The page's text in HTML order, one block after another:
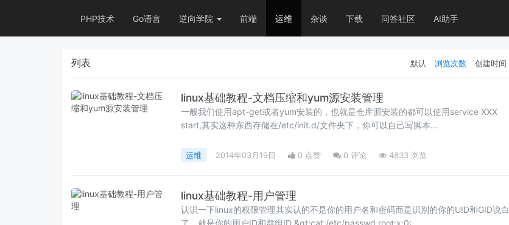
PHP技术 Go语言 逆向学院 前端 运维 杂谈 下载 问答社区 AI助手
列表 默认 浏览次数 创建时间
linux基础教程-文档压缩和yum源安装管理
一般我们使用apt-get或者yum安装的，也就是仓库源安装的都可以使用service XXX
start,其实这种东西存储在/etc/init.d/文件夹下，你可以自己写脚本...
运维 2014年03月19日 0 点赞 0 评论 4833 浏览
linux基础教程-用户管理
认识一下linux的权限管理其实认的不是你的用户名和密码而是识别的你的UID和GID说白
了，就是你的用户ID和群组ID &gt;cat /etc/passwd root:x:0:...